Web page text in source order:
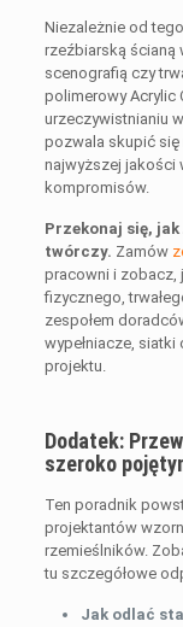
Niezależnie od
rzeźbiarską ścianą
scenografią czy
polimerowy Acrylic
urzeczywistnianiu
pozwala skupić się
najwyższej jakości
kompromisów.
Przekonaj się,
twórczy. Zamów
pracowni i zobacz,
fizycznego,
zespołem
wypełniacze,
projektu.
Dodatek:
szeroko
Ten poradnik
projektantów
rzemieślników.
tu szczegółowe
Jak odlać